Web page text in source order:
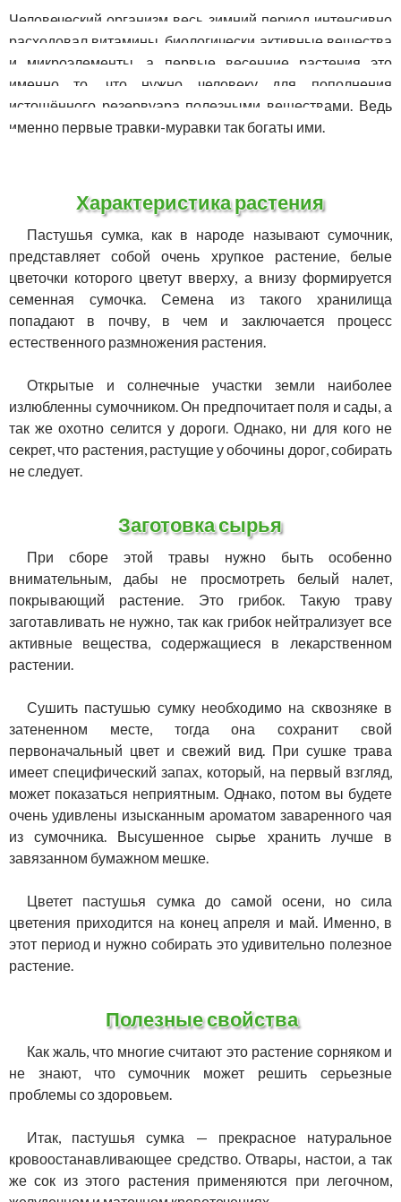
Человеческий организм весь зимний период интенсивно
расходовал витамины, биологически активные вещества
и микроэлементы, а первые весенние растения это
именно то, что нужно человеку для пополнения
истощённого резервуара полезными веществами. Ведь
именно первые травки-муравки так богаты ими.
Характеристика растения
Пастушья сумка, как в народе называют сумочник,
представляет собой очень хрупкое растение, белые
цветочки которого цветут вверху, а внизу формируется
семенная сумочка. Семена из такого хранилища
попадают в почву, в чем и заключается процесс
естественного размножения растения.
Открытые и солнечные участки земли наиболее
излюбленны сумочником. Он предпочитает поля и сады, а
так же охотно селится у дороги. Однако, ни для кого не
секрет, что растения, растущие у обочины дорог, собирать
не следует.
Заготовка сырья
При сборе этой травы нужно быть особенно
внимательным, дабы не просмотреть белый налет,
покрывающий растение. Это грибок. Такую траву
заготавливать не нужно, так как грибок нейтрализует все
активные вещества, содержащиеся в лекарственном
растении.
Сушить пастушью сумку необходимо на сквозняке в
затененном месте, тогда она сохранит свой
первоначальный цвет и свежий вид. При сушке трава
имеет специфический запах, который, на первый взгляд,
может показаться неприятным. Однако, потом вы будете
очень удивлены изысканным ароматом заваренного чая
из сумочника. Высушенное сырье хранить лучше в
завязанном бумажном мешке.
Цветет пастушья сумка до самой осени, но сила
цветения приходится на конец апреля и май. Именно, в
этот период и нужно собирать это удивительно полезное
растение.
Полезные свойства
Как жаль, что многие считают это растение сорняком и
не знают, что сумочник может решить серьезные
проблемы со здоровьем.
Итак, пастушья сумка — прекрасное натуральное
кровоостанавливающее средство. Отвары, настои, а так
же сок из этого растения применяются при легочном,